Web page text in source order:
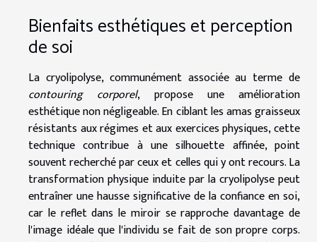
Bienfaits esthétiques et perception
de soi
La cryolipolyse, communément associée au terme de
contouring corporel, propose une amélioration
esthétique non négligeable. En ciblant les amas graisseux
résistants aux régimes et aux exercices physiques, cette
technique contribue à une silhouette affinée, point
souvent recherché par ceux et celles qui y ont recours. La
transformation physique induite par la cryolipolyse peut
entraîner une hausse significative de la confiance en soi,
car le reflet dans le miroir se rapproche davantage de
l'image idéale que l'individu se fait de son propre corps.